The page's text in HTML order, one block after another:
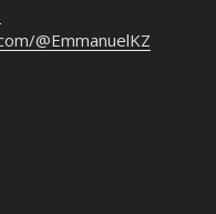
@EmmanuelKZ